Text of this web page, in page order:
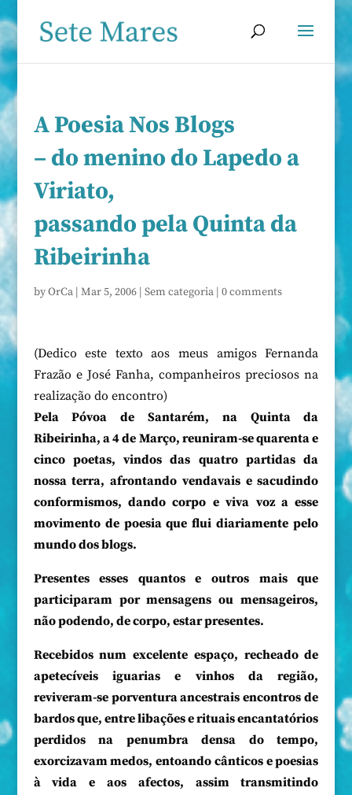
A Poesia Nos Blogs
– do menino do Lapedo a
Viriato,
passando pela Quinta da
Ribeirinha
byOrCa| Mar 5, 2006| Sem categoria| 0 comments
(Dedico este texto aos meus amigos Fernanda
Frazão e José Fanha, companheiros preciosos na
realização do encontro)
Pela Póvoa de Santarém, na Quinta da
Ribeirinha, a 4 de Março, reuniram-se quarenta e
cinco poetas, vindos das quatro partidas da
nossa terra, afrontando vendavais e sacudindo
conformismos, dando corpo e viva voz a esse
movimento de poesia que flui diariamente pelo
mundo dos blogs.
Presentes esses quantos e outros mais que
participaram por mensagens ou mensageiros,
não podendo, de corpo, estar presentes.
Recebidos num excelente espaço, recheado de
apetecíveis iguarias e vinhos da região,
reviveram-se porventura ancestrais encontros de
bardos que, entre libações e rituais encantatórios
perdidos na penumbra densa do tempo,
exorcizavam medos, entoando cânticos e poesias
à vida e aos afectos, assim transmitindo